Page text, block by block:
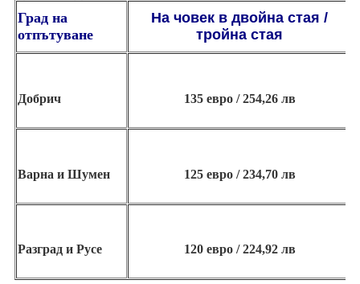
Град на
отпътуване
На човек в двойна стая /
тройна стая
Добрич 135 евро / 254,26 лв
Варна и Шумен 125 евро / 234,70 лв
Разград и Русе 120 евро / 224,92 лв